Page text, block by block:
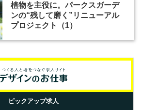
植物を主役に。パークスガーデ
ンの“残して磨く”リニューアル
プロジェクト（1）
ピックアップ求人